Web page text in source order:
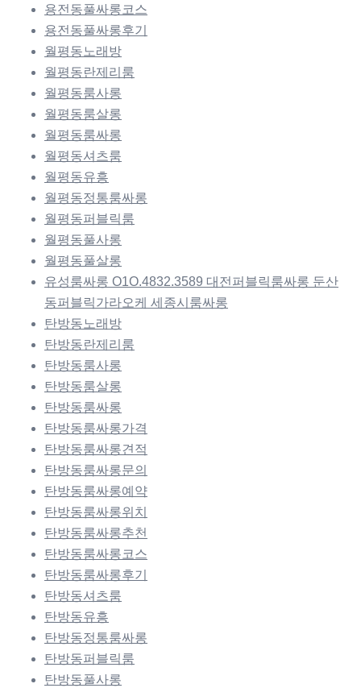
용전동풀싸롱코스
용전동풀싸롱후기
월평동노래방
월평동란제리룸
월평동룸사롱
월평동룸살롱
월평동룸싸롱
월평동셔츠룸
월평동유흥
월평동정통룸싸롱
월평동퍼블릭룸
월평동풀사롱
월평동풀살롱
유성룸싸롱 O1O.4832.3589 대전퍼블릭룸싸롱 둔산
동퍼블릭가라오케 세종시룸싸롱
탄방동노래방
탄방동란제리룸
탄방동룸사롱
탄방동룸살롱
탄방동룸싸롱
탄방동룸싸롱가격
탄방동룸싸롱견적
탄방동룸싸롱문의
탄방동룸싸롱예약
탄방동룸싸롱위치
탄방동룸싸롱추천
탄방동룸싸롱코스
탄방동룸싸롱후기
탄방동셔츠룸
탄방동유흥
탄방동정통룸싸롱
탄방동퍼블릭룸
탄방동풀사롱